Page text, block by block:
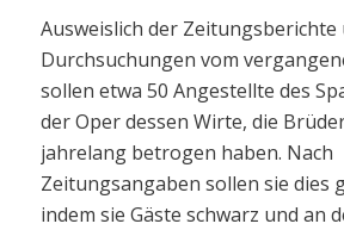
Ausweislich der Zeitungsberichte
Durchsuchungen vom
sollen etwa 50 Angestellte des
der Oper dessen Wirte, die
jahrelang betrogen haben. Nach
Zeitungsangaben sollen sie dies
indem sie Gäste schwarz und an